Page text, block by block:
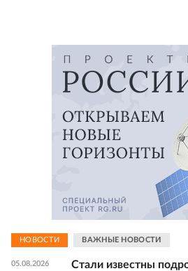
НОВОСТИ ВАЖНЫЕ НОВОСТИ
05.08.2026
Стали известны